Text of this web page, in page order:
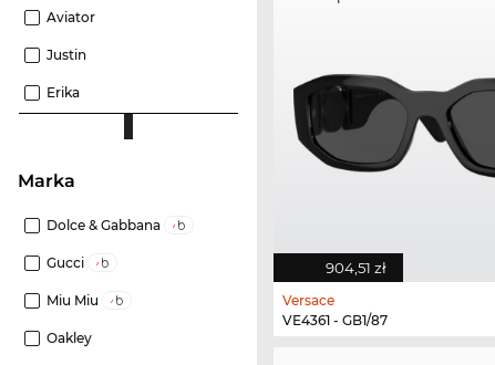
Aviator
Justin
Erika
Marka
Dolce & Gabbana
Gucci
Miu Miu
Oakley
904,51 zł
Versace
VE4361 - GB1/87